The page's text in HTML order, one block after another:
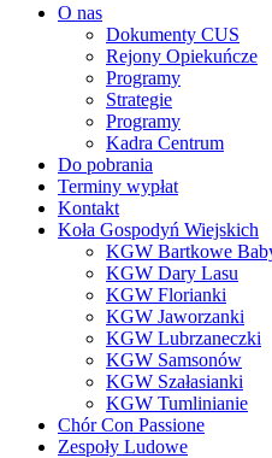
O nas
Dokumenty CUS
Rejony Opiekuńcze
Programy
Strategie
Programy
Kadra Centrum
Do pobrania
Terminy wypłat
Kontakt
Koła Gospodyń Wiejskich
KGW Bartkowe
KGW Dary Lasu
KGW Florianki
KGW Jaworzanki
KGW Lubrzaneczki
KGW Samsonów
KGW Szałasianki
KGW Tumlinianie
Chór Con Passione
Zespoły Ludowe